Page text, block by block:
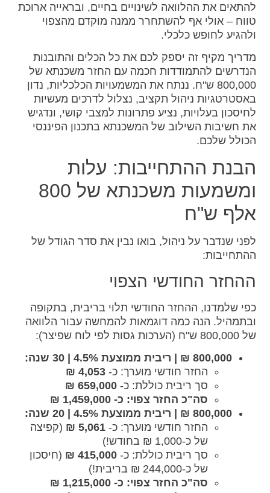
להתאים את ההלוואה לשינויים בחיים, ובראייה ארוכת
טווח – אולי אף להשתחרר ממנה מוקדם מהצפוי
ולהגיע לחופש כלכלי.
מדריך מקיף זה יספק לכם את כל הכלים והתובנות
הנדרשים להתמודדות חכמה עם החזר משכנתא של
800,000 ש"ח. ננתח את המשמעויות הכלכליות, נדון
באסטרטגיות ניהול תקציב, נצלול לדרכים מעשיות
לחיסכון בעלויות, נציע פתרונות למצבי קושי, ונדגיש
את חשיבות השילוב של המשכנתא בתכנון הפיננסי
הכולל שלכם.
הבנת ההתחייבות: עלות
ומשמעות משכנתא של 800
אלף ש"ח
לפני שנדבר על ניהול, בואו נבין את סדר הגודל של
ההתחייבות:
ההחזר החודשי הצפוי
כפי שלמדנו, ההחזר החודשי תלוי בריבית, בתקופה
ובתמהיל. הנה כמה דוגמאות להמחשה עבור הלוואה
של 800,000 ש"ח (הערכות גסות לפי לוח שפיצר):
800,000 ₪ | ריבית ממוצעת 4.5% | 30 שנה:
החזר חודשי מוערך: כ- 4,053 ₪
סך ריבית כוללת: כ- 659,000 ₪
סה"כ החזר צפוי: כ- 1,459,000 ₪
800,000 ₪ | ריבית ממוצעת 4.5% | 20 שנה:
החזר חודשי מוערך: כ- 5,061 ₪
(קפיצה
של כ-1,000 ₪ בחודש!)
סך ריבית כוללת: כ- 415,000 ₪
(חיסכון
של כ-244,000 ₪ בריבית!)
סה"כ החזר צפוי: כ- 1,215,000 ₪